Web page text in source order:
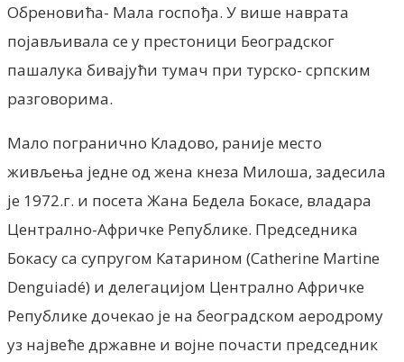
Обреновића- Мала госпођа. У више наврата
појављивала се у престоници Београдског
пашалука бивајући тумач при турско- српским
разговорима.
Мало погранично Кладово, раније место
живљења једне од жена кнеза Милоша, задесила
је 1972.г. и посета Жана Бедела Бокасе, владара
Централно-Афричке Републике. Председника
Бокасу са супругом Катарином (Catherine Martine
Denguiadé) и делегацијом Централно Афричке
Републике дочекао је на београдском аеродрому
уз највеће државне и војне почасти председник